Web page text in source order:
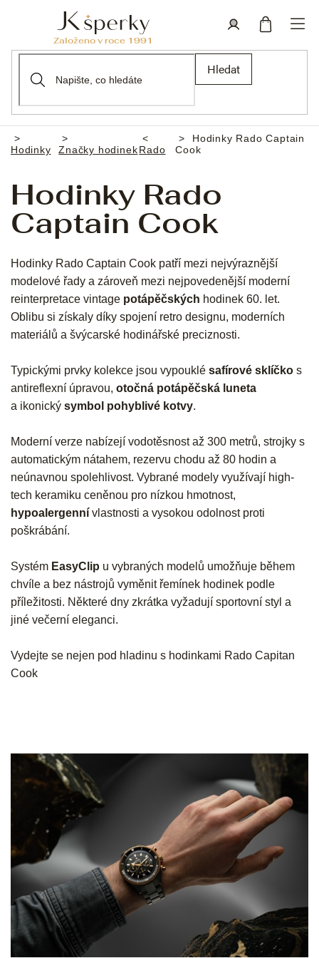
Hledat
Domů
Hodinky Značky hodinekRado
Hodinky Rado Captain
Cook
Hodinky Rado
Captain Cook
Hodinky Rado Captain Cook patří mezi nejvýraznější
modelové řady a zároveň mezi nejpovedenější moderní
reinterpretace vintage potápěčských hodinek 60. let.
Oblibu si získaly díky spojení retro designu, moderních
materiálů a švýcarské hodinářské preciznosti.
Typickými prvky kolekce jsou vypouklé safírové sklíčko s
antireflexní úpravou, otočná potápěčská luneta
a ikonický symbol pohyblivé kotvy.
Moderní verze nabízejí vodotěsnost až 300 metrů, strojky s
automatickým nátahem, rezervu chodu až 80 hodin a
neúnavnou spolehlivost. Vybrané modely využívají high-
tech keramiku ceněnou pro nízkou hmotnost,
hypoalergenní vlastnosti a vysokou odolnost proti
poškrábání.
Systém EasyClip u vybraných modelů umožňuje během
chvíle a bez nástrojů vyměnit řemínek hodinek podle
příležitosti. Některé dny zkrátka vyžadují sportovní styl a
jiné večerní eleganci.
Vydejte se nejen pod hladinu s hodinkami Rado Capitan
Cook